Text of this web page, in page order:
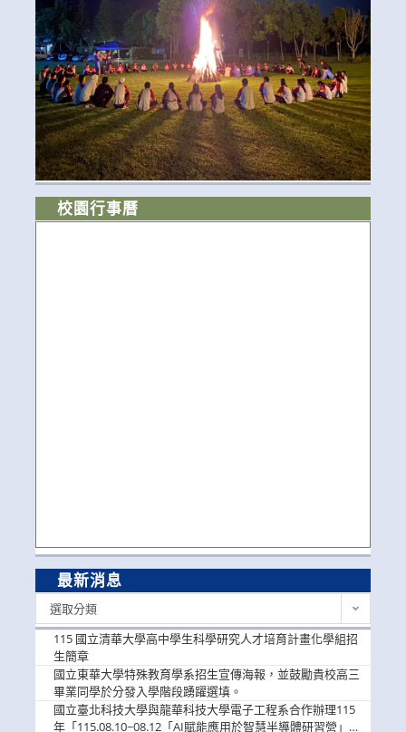
校園行事曆
最新消息
選取分類
115 國立清華大學高中學生科學研究人才培育計畫化學組招
生簡章
國立東華大學特殊教育學系招生宣傳海報，並鼓勵貴校高三
畢業同學於分發入學階段踴躍選填。
國立臺北科技大學與龍華科技大學電子工程系合作辦理115
年「115.08.10~08.12「AI賦能應用於智慧半導體研習營」，